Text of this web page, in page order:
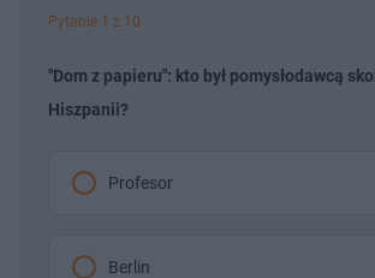
Pytanie 1 z 10
"Dom z papieru": kto był pomysłodawcą
Hiszpanii?
Profesor
Berlin